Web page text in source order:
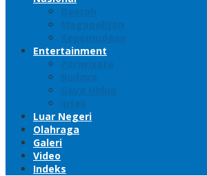
Daerah
Megapolitan
Kepemudaan
Entertainment
Pariwisata
Budaya
Gaya Hidup
Iptek
Luar Negeri
Olahraga
Galeri
Video
Indeks